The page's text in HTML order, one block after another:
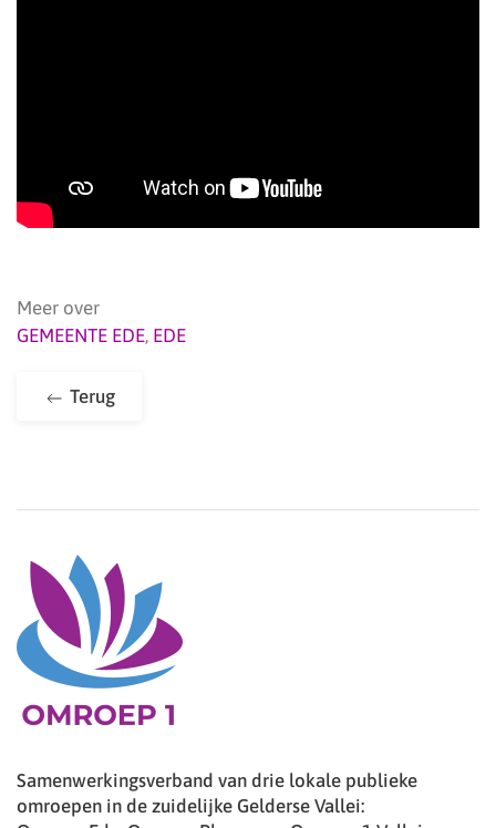
Meer over
GEMEENTE EDE, EDE
Terug
Samenwerkingsverband van drie lokale publieke
omroepen in de zuidelijke Gelderse Vallei: